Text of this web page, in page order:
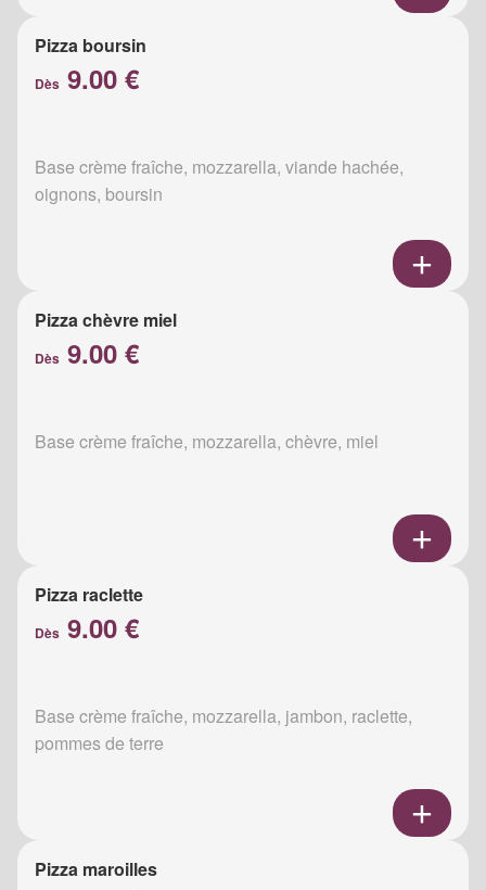
Pizza boursin
Dès 9.00 €
Base crème fraîche, mozzarella, viande hachée,
oignons, boursin
Pizza chèvre miel
Dès 9.00 €
Base crème fraîche, mozzarella, chèvre, miel
Pizza raclette
Dès 9.00 €
Base crème fraîche, mozzarella, jambon, raclette,
pommes de terre
Pizza maroilles